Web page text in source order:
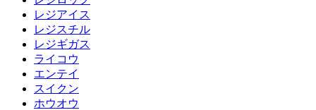
レジアイス
レジスチル
レジギガス
ライコウ
エンテイ
スイクン
ホウオウ